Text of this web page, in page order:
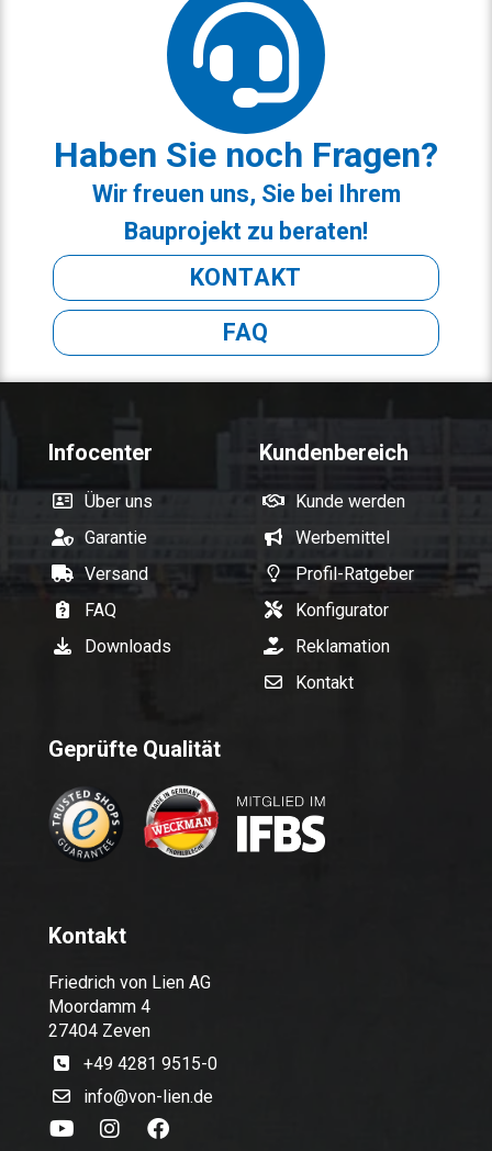
Haben Sie noch Fragen?
Wir freuen uns, Sie bei Ihrem
Bauprojekt zu beraten!
KONTAKT
FAQ
Infocenter
Über uns
Garantie
Versand
FAQ
Downloads
Kundenbereich
Kunde werden
Werbemittel
Profil-Ratgeber
Konfigurator
Reklamation
Kontakt
Geprüfte Qualität
Kontakt
Friedrich von Lien AG
Moordamm 4
27404 Zeven
+49 4281 9515-0
info@von-lien.de